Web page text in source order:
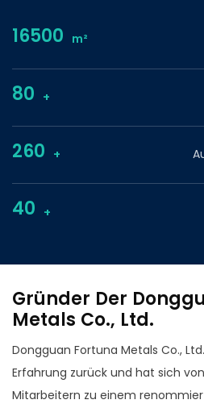
16500 m²
80 +
260 +
40 +
Gründer Der
Metals Co., Ltd.
Dongguan Fortuna Metals Co.,
Erfahrung zurück und hat sich
Mitarbeitern zu einem